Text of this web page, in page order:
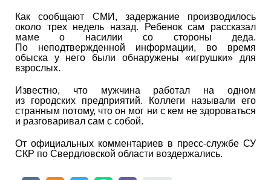
Как сообщают СМИ, задержание производилось
около трех недель назад. Ребенок сам рассказал
маме о насилии со стороны деда.
По неподтвержденной информации, во время
обыска у него были обнаружены «игрушки» для
взрослых.
Известно, что мужчина работал на одном
из городских предприятий. Коллеги называли его
странным потому, что он мог ни с кем не здороваться
и разговаривал сам с собой.
От официальных комментариев в пресс-службе СУ
СКР по Свердловской области воздержались.